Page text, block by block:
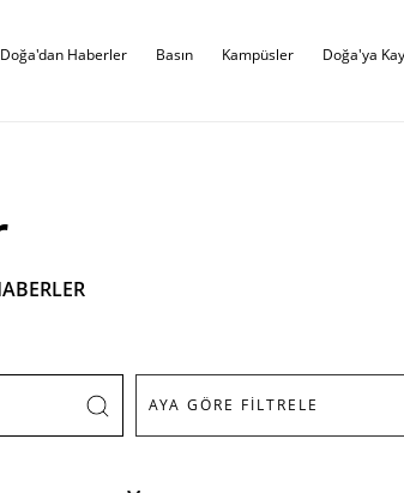
Doğa'dan Haberler Basın Kampüsler Doğa'ya